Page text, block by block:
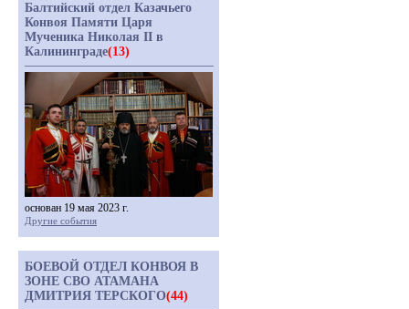
Балтийский отдел Казачьего
Конвоя Памяти Царя
Мученика Николая II в
Калининграде(13)
основан 19 мая 2023 г.
Другие события
БОЕВОЙ ОТДЕЛ КОНВОЯ В
ЗОНЕ СВО АТАМАНА
ДМИТРИЯ ТЕРСКОГО(44)